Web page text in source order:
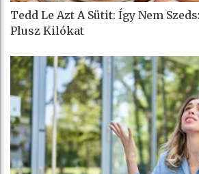
Tedd Le Azt A Sütit: Így Nem
Plusz Kilókat